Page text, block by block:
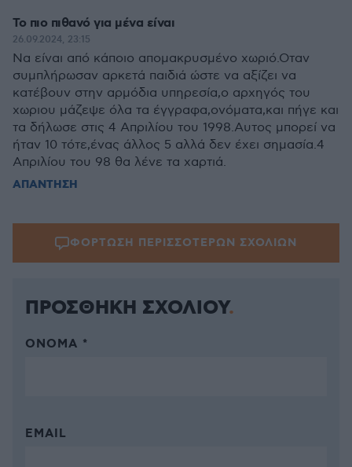
Το πιο πιθανό για μένα είναι
26.09.2024, 23:15
Να είναι από κάποιο απομακρυσμένο χωριό.Οταν
συμπλήρωσαν αρκετά παιδιά ώστε να αξίζει να
κατέβουν στην αρμόδια υπηρεσία,ο αρχηγός του
χωριου μάζεψε όλα τα έγγραφα,ονόματα,και πήγε και
τα δήλωσε στις 4 Απριλίου του 1998.Αυτος μπορεί να
ήταν 10 τότε,ένας άλλος 5 αλλά δεν έχει σημασία.4
Απριλίου του 98 θα λένε τα χαρτιά.
ΑΠΑΝΤΗΣΗ
ΦΟΡΤΩΣΗ ΠΕΡΙΣΣΟΤΕΡΩΝ ΣΧΟΛΙΩΝ
ΠΡΟΣΘΗΚΗ ΣΧΟΛΙΟΥ
ΌΝΟΜΑ *
EMAIL